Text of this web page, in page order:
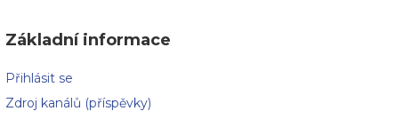
Základní informace
Přihlásit se
Zdroj kanálů (příspěvky)